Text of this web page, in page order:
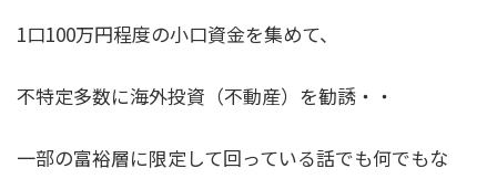
1口100万円程度の小口資金を集めて、
不特定多数に海外投資（不動産）を勧誘・・
一部の富裕層に限定して回っている話でも何でもな